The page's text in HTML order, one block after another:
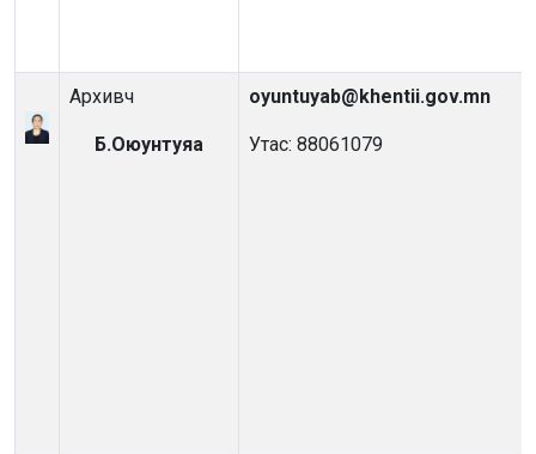
Архивч
Б.Оюунтуяа
oyuntuyab@khentii.gov.mn
Утас: 88061079